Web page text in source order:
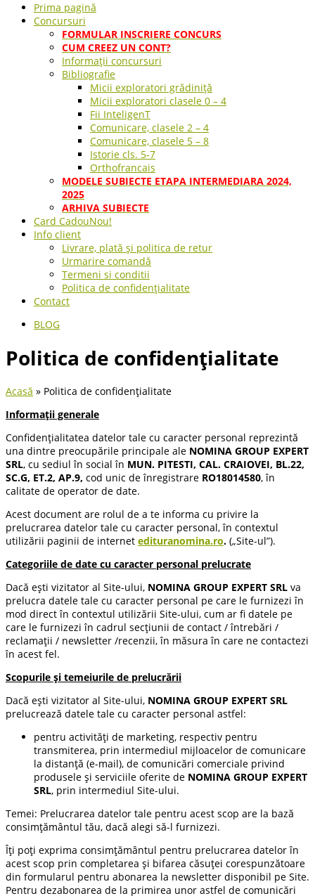
Prima pagină
Concursuri
FORMULAR INSCRIERE CONCURS
CUM CREEZ UN CONT?
Informații concursuri
Bibliografie
Micii exploratori grădiniță
Micii exploratori clasele 0 – 4
Fii InteligenT
Comunicare, clasele 2 – 4
Comunicare, clasele 5 – 8
Istorie cls. 5-7
Orthofrancais
MODELE SUBIECTE ETAPA INTERMEDIARA 2024,
2025
ARHIVA SUBIECTE
Card CadouNou!
Info client
Livrare, plată și politica de retur
Urmarire comandă
Termeni si conditii
Politica de confidențialitate
Contact
BLOG
Politica de confidențialitate
Acasă » Politica de confidențialitate
Informații generale
Confidențialitatea datelor tale cu caracter personal reprezintă
una dintre preocupările principale ale NOMINA GROUP EXPERT
SRL, cu sediul în social în MUN. PITESTI, CAL. CRAIOVEI, BL.22,
SC.G, ET.2, AP.9, cod unic de înregistrare RO18014580, în
calitate de operator de date.
Acest document are rolul de a te informa cu privire la
prelucrarea datelor tale cu caracter personal, în contextul
utilizării paginii de internet edituranomina.ro. („Site-ul”).
Categoriile de date cu caracter personal prelucrate
Dacă ești vizitator al Site-ului, NOMINA GROUP EXPERT SRL va
prelucra datele tale cu caracter personal pe care le furnizezi în
mod direct în contextul utilizării Site-ului, cum ar fi datele pe
care le furnizezi în cadrul secțiunii de contact / întrebări /
reclamații / newsletter /recenzii, în măsura în care ne contactezi
în acest fel.
Scopurile și temeiurile de prelucrării
Dacă ești vizitator al Site-ului, NOMINA GROUP EXPERT SRL
prelucrează datele tale cu caracter personal astfel:
pentru activităţi de marketing, respectiv pentru
transmiterea, prin intermediul mijloacelor de comunicare
la distanţă (e-mail), de comunicări comerciale privind
produsele şi serviciile oferite de NOMINA GROUP EXPERT
SRL, prin intermediul Site-ului.
Temei: Prelucrarea datelor tale pentru acest scop are la bază
consimțământul tău, dacă alegi să-l furnizezi.
Îți poți exprima consimțământul pentru prelucrarea datelor în
acest scop prin completarea și bifarea căsuței corespunzătoare
din formularul pentru abonarea la newsletter disponibil pe Site.
Pentru dezabonarea de la primirea unor astfel de comunicări